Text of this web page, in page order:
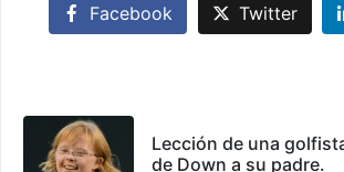
Facebook Twitter
Lección de una
de Down a su padre.